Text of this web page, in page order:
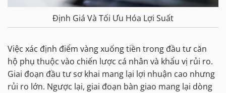
Định Giá Và Tối Ưu Hóa Lợi Suất
Việc xác định điểm vàng xuống tiền trong đầu tư căn
hộ phụ thuộc vào chiến lược cá nhân và khẩu vị rủi ro.
Giai đoạn đầu tư sơ khai mang lại lợi nhuận cao nhưng
rủi ro lớn. Ngược lại, giai đoạn bàn giao mang lại dòng